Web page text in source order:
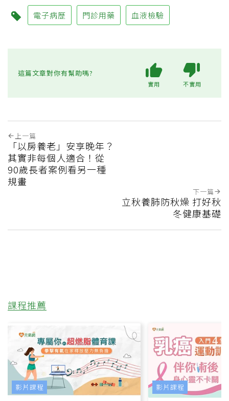
電子病歷 門診用藥 血液檢驗
這篇文章對你有幫助嗎?
實用 不實用
上一篇
「以房養老」安享晚年？
其實非每個人適合！從
90歲長者案例看另一種
規畫
下一篇
立秋養肺防秋燥 打好秋
冬健康基礎
課程推薦
影片課程 影片課程